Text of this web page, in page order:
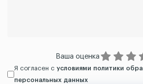
Ваша оценка
Я согласен сусловиями политики
персональных данных